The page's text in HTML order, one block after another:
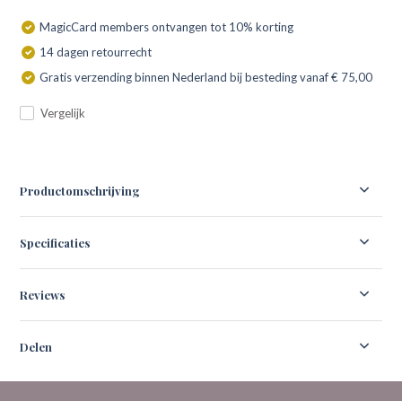
MagicCard members ontvangen tot 10% korting
14 dagen retourrecht
Gratis verzending binnen Nederland bij besteding vanaf € 75,00
Vergelijk
Productomschrijving
Specificaties
Reviews
Delen